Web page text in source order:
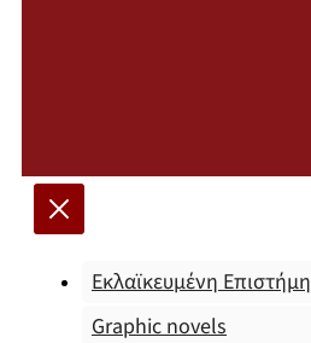
Εκλαϊκευμένη Επιστήμη
Graphic novels